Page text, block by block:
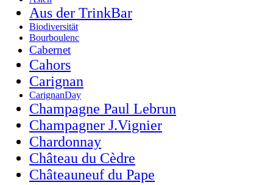
Aus der TrinkBar
Biodiversität
Bourboulenc
Cabernet
Cahors
Carignan
CarignanDay
Champagne Paul Lebrun
Champagner J.Vignier
Chardonnay
Château du Cèdre
Châteauneuf du Pape